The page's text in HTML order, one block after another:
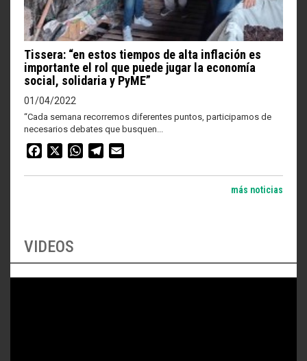
Tissera: “en estos tiempos de alta inflación es
importante el rol que puede jugar la economía
social, solidaria y PyME”
01/04/2022
“Cada semana recorremos diferentes puntos, participamos de
necesarios debates que busquen...
Facebook WhatsAppTelegram
más noticias
VIDEOS